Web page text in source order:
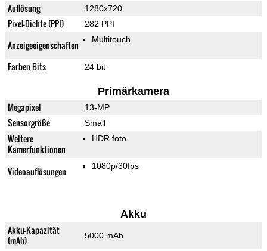
Auflösung 1280x720
Pixel-Dichte (PPI) 282 PPI
Anzeigeeigenschaften Multitouch
Farben Bits 24 bit
Primärkamera
Megapixel 13-MP
Sensorgröße Small
Weitere
Kamerfunktionen
HDR foto
Videoauflösungen 1080p/30fps
Akku
Akku-Kapazität
(mAh)
5000 mAh